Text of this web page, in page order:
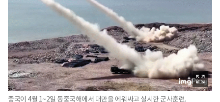
중국이 4월 1~2일 동중국해에서 대만을 에워싸고 실시한 군사훈련.